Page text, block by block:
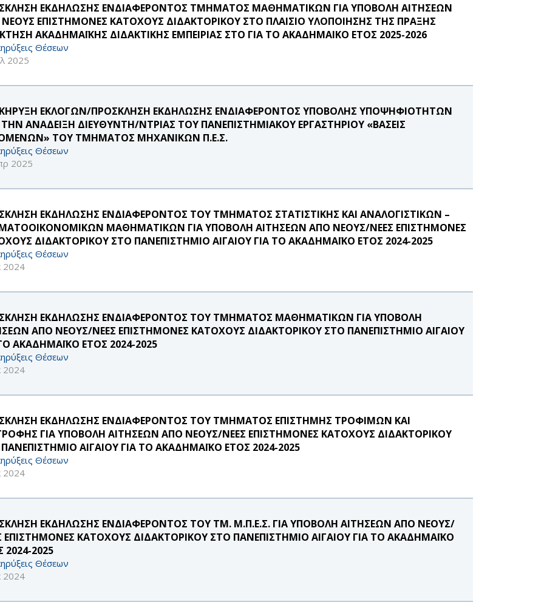
ΕΚΔΗΛΩΣΗΣ ΕΝΔΙΑΦΕΡΟΝΤΟΣ ΤΜΗΜΑΤΟΣ ΜΑΘΗΜΑΤΙΚΩΝ ΓΙΑ ΥΠΟΒΟΛΗ ΑΙΤΗΣΕΩΝ
ΕΠΙΣΤΗΜΟΝΕΣ ΚΑΤΟΧΟΥΣ ΔΙΔΑΚΤΟΡΙΚΟΥ ΣΤΟ ΠΛΑΙΣΙΟ ΥΛΟΠΟΙΗΣΗΣ ΤΗΣ ΠΡΑΞΗΣ
ΑΚΑΔΗΜΑΪΚΗΣ ΔΙΔΑΚΤΙΚΗΣ ΕΜΠΕΙΡΙΑΣ ΣΤΟ ΓΙΑ ΤΟ ΑΚΑΔΗΜΑΙΚΟ ΕΤΟΣ 2025-2026
Θέσεων
2025
ΕΚΛΟΓΩΝ/ΠΡΟΣΚΛΗΣΗ ΕΚΔΗΛΩΣΗΣ ΕΝΔΙΑΦΕΡΟΝΤΟΣ ΥΠΟΒΟΛΗΣ ΥΠΟΨΗΦΙΟΤΗΤΩΝ
ΤΗΝ ΑΝΑΔΕΙΞΗ ΔΙΕΥΘΥΝΤΗ/ΝΤΡΙΑΣ ΤΟΥ ΠΑΝΕΠΙΣΤΗΜΙΑΚΟΥ ΕΡΓΑΣΤΗΡΙΟΥ «ΒΑΣΕΙΣ
ΤΟΥ ΤΜΗΜΑΤΟΣ ΜΗΧΑΝΙΚΩΝ Π.Ε.Σ.
Θέσεων
2025
ΕΚΔΗΛΩΣΗΣ ΕΝΔΙΑΦΕΡΟΝΤΟΣ ΤΟΥ ΤΜΗΜΑΤΟΣ ΣΤΑΤΙΣΤΙΚΗΣ ΚΑΙ ΑΝΑΛΟΓΙΣΤΙΚΩΝ –
ΜΑΘΗΜΑΤΙΚΩΝ ΓΙΑ ΥΠΟΒΟΛΗ ΑΙΤΗΣΕΩΝ ΑΠΟ ΝΕΟΥΣ/ΝΕΕΣ ΕΠΙΣΤΗΜΟΝΕΣ
ΔΙΔΑΚΤΟΡΙΚΟΥ ΣΤΟ ΠΑΝΕΠΙΣΤΗΜΙΟ ΑΙΓΑΙΟΥ ΓΙΑ ΤΟ ΑΚΑΔΗΜΑΪΚΟ ΕΤΟΣ 2024-2025
Θέσεων
2024
ΕΚΔΗΛΩΣΗΣ ΕΝΔΙΑΦΕΡΟΝΤΟΣ ΤΟΥ ΤΜΗΜΑΤΟΣ ΜΑΘΗΜΑΤΙΚΩΝ ΓΙΑ ΥΠΟΒΟΛΗ
ΑΠΟ ΝΕΟΥΣ/ΝΕΕΣ ΕΠΙΣΤΗΜΟΝΕΣ ΚΑΤΟΧΟΥΣ ΔΙΔΑΚΤΟΡΙΚΟΥ ΣΤΟ ΠΑΝΕΠΙΣΤΗΜΙΟ ΑΙΓΑΙΟΥ
ΑΚΑΔΗΜΑΪΚΟ ΕΤΟΣ 2024-2025
Θέσεων
2024
ΕΚΔΗΛΩΣΗΣ ΕΝΔΙΑΦΕΡΟΝΤΟΣ ΤΟΥ ΤΜΗΜΑΤΟΣ ΕΠΙΣΤΗΜΗΣ ΤΡΟΦΙΜΩΝ ΚΑΙ
ΓΙΑ ΥΠΟΒΟΛΗ ΑΙΤΗΣΕΩΝ ΑΠΟ ΝΕΟΥΣ/ΝΕΕΣ ΕΠΙΣΤΗΜΟΝΕΣ ΚΑΤΟΧΟΥΣ ΔΙΔΑΚΤΟΡΙΚΟΥ
ΑΙΓΑΙΟΥ ΓΙΑ ΤΟ ΑΚΑΔΗΜΑΪΚΟ ΕΤΟΣ 2024-2025
Θέσεων
2024
ΕΚΔΗΛΩΣΗΣ ΕΝΔΙΑΦΕΡΟΝΤΟΣ ΤΟΥ ΤΜ. Μ.Π.Ε.Σ. ΓΙΑ ΥΠΟΒΟΛΗ ΑΙΤΗΣΕΩΝ ΑΠΟ ΝΕΟΥΣ/
ΕΠΙΣΤΗΜΟΝΕΣ ΚΑΤΟΧΟΥΣ ΔΙΔΑΚΤΟΡΙΚΟΥ ΣΤΟ ΠΑΝΕΠΙΣΤΗΜΙΟ ΑΙΓΑΙΟΥ ΓΙΑ ΤΟ ΑΚΑΔΗΜΑΪΚΟ
2024-2025
Θέσεων
2024